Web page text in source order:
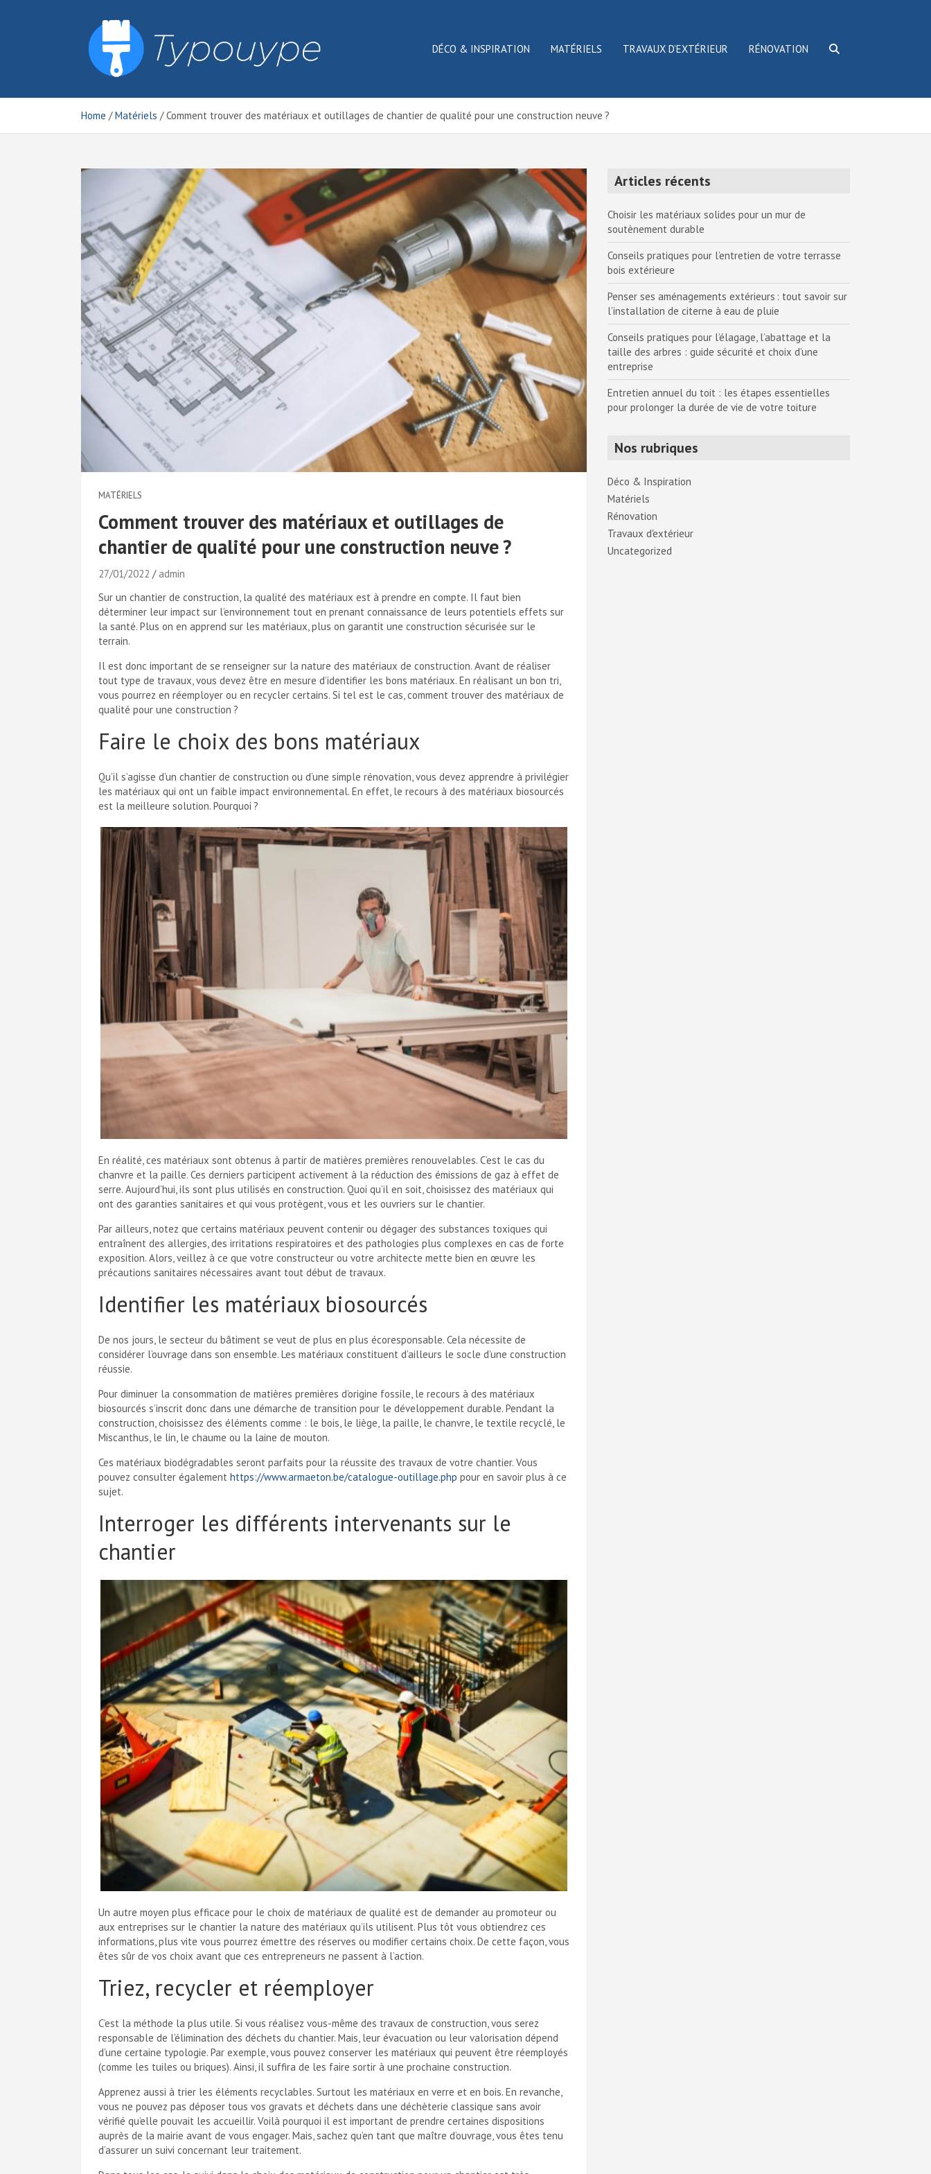
Typouype
DÉCO & INSPIRATION MATÉRIELS TRAVAUX D’EXTÉRIEUR RÉNOVATION
Home Matériels Comment trouver des matériaux et outillages de chantier de qualité pour une construction neuve ?
MATÉRIELS
Comment trouver des matériaux et outillages de
chantier de qualité pour une construction neuve ?
27/01/2022
admin
Sur un chantier de construction, la qualité des matériaux est à prendre en compte. Il faut bien
déterminer leur impact sur l’environnement tout en prenant connaissance de leurs potentiels effets sur
la santé. Plus on en apprend sur les matériaux, plus on garantit une construction sécurisée sur le
terrain.
Il est donc important de se renseigner sur la nature des matériaux de construction. Avant de réaliser
tout type de travaux, vous devez être en mesure d’identifier les bons matériaux. En réalisant un bon tri,
vous pourrez en réemployer ou en recycler certains. Si tel est le cas, comment trouver des matériaux de
qualité pour une construction ?
Faire le choix des bons matériaux
Qu’il s’agisse d’un chantier de construction ou d’une simple rénovation, vous devez apprendre à privilégier
les matériaux qui ont un faible impact environnemental. En effet, le recours à des matériaux biosourcés
est la meilleure solution. Pourquoi ?
En réalité, ces matériaux sont obtenus à partir de matières premières renouvelables. C’est le cas du
chanvre et la paille. Ces derniers participent activement à la réduction des émissions de gaz à effet de
serre. Aujourd’hui, ils sont plus utilisés en construction. Quoi qu’il en soit, choisissez des matériaux qui
ont des garanties sanitaires et qui vous protègent, vous et les ouvriers sur le chantier.
Par ailleurs, notez que certains matériaux peuvent contenir ou dégager des substances toxiques qui
entraînent des allergies, des irritations respiratoires et des pathologies plus complexes en cas de forte
exposition. Alors, veillez à ce que votre constructeur ou votre architecte mette bien en œuvre les
précautions sanitaires nécessaires avant tout début de travaux.
Identifier les matériaux biosourcés
De nos jours, le secteur du bâtiment se veut de plus en plus écoresponsable. Cela nécessite de
considérer l’ouvrage dans son ensemble. Les matériaux constituent d’ailleurs le socle d’une construction
réussie.
Pour diminuer la consommation de matières premières d’origine fossile, le recours à des matériaux
biosourcés s’inscrit donc dans une démarche de transition pour le développement durable. Pendant la
construction, choisissez des éléments comme : le bois, le liège, la paille, le chanvre, le textile recyclé, le
Miscanthus, le lin, le chaume ou la laine de mouton.
Ces matériaux biodégradables seront parfaits pour la réussite des travaux de votre chantier. Vous
pouvez consulter également https://www.armaeton.be/catalogue-outillage.php pour en savoir plus à ce
sujet.
Interroger les différents intervenants sur le
chantier
Un autre moyen plus efficace pour le choix de matériaux de qualité est de demander au promoteur ou
aux entreprises sur le chantier la nature des matériaux qu’ils utilisent. Plus tôt vous obtiendrez ces
informations, plus vite vous pourrez émettre des réserves ou modifier certains choix. De cette façon, vous
êtes sûr de vos choix avant que ces entrepreneurs ne passent à l’action.
Triez, recycler et réemployer
C’est la méthode la plus utile. Si vous réalisez vous-même des travaux de construction, vous serez
responsable de l’élimination des déchets du chantier. Mais, leur évacuation ou leur valorisation dépend
d’une certaine typologie. Par exemple, vous pouvez conserver les matériaux qui peuvent être réemployés
(comme les tuiles ou briques). Ainsi, il suffira de les faire sortir à une prochaine construction.
Apprenez aussi à trier les éléments recyclables. Surtout les matériaux en verre et en bois. En revanche,
vous ne pouvez pas déposer tous vos gravats et déchets dans une déchèterie classique sans avoir
vérifié qu’elle pouvait les accueillir. Voilà pourquoi il est important de prendre certaines dispositions
auprès de la mairie avant de vous engager. Mais, sachez qu’en tant que maître d’ouvrage, vous êtes tenu
d’assurer un suivi concernant leur traitement.
Articles récents
Choisir les matériaux solides pour un mur de
soutènement durable
Conseils pratiques pour l’entretien de votre terrasse
bois extérieure
Penser ses aménagements extérieurs : tout savoir sur
l’installation de citerne à eau de pluie
Conseils pratiques pour l’élagage, l’abattage et la
taille des arbres : guide sécurité et choix d’une
entreprise
Entretien annuel du toit : les étapes essentielles
pour prolonger la durée de vie de votre toiture
Nos rubriques
Déco & Inspiration
Matériels
Rénovation
Travaux d'extérieur
Uncategorized